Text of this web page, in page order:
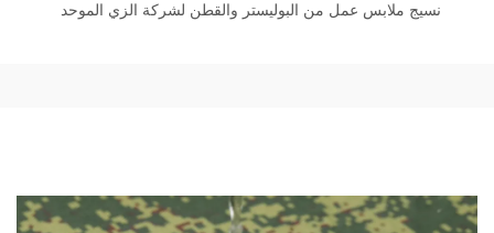
نسيج ملابس عمل من البوليستر والقطن لشركة الزي الموحد